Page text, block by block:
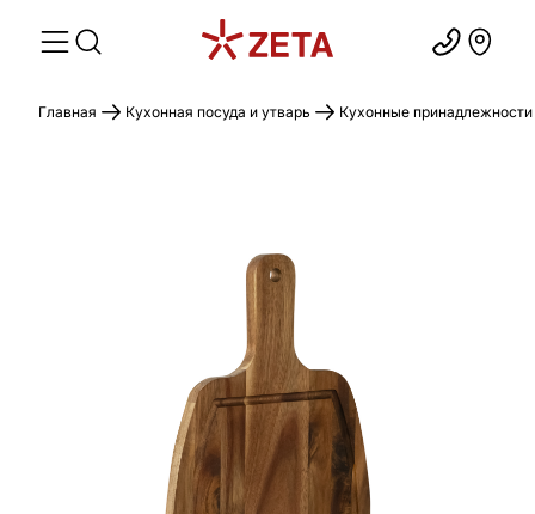
Главная Кухонная посуда и утварь Кухонные принадлежности